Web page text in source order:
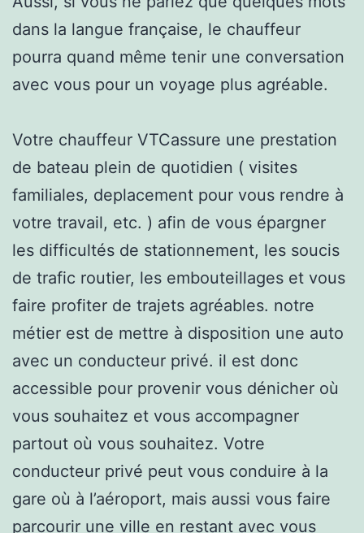
dans la langue française, le chauffeur
pourra quand même tenir une conversation
avec vous pour un voyage plus agréable.
Votre chauffeur VTCassure une prestation
de bateau plein de quotidien ( visites
familiales, deplacement pour vous rendre à
votre travail, etc. ) afin de vous épargner
les difficultés de stationnement, les soucis
de trafic routier, les embouteillages et vous
faire profiter de trajets agréables. notre
métier est de mettre à disposition une auto
avec un conducteur privé. il est donc
accessible pour provenir vous dénicher où
vous souhaitez et vous accompagner
partout où vous souhaitez. Votre
conducteur privé peut vous conduire à la
gare où à l’aéroport, mais aussi vous faire
parcourir une ville en restant avec vous